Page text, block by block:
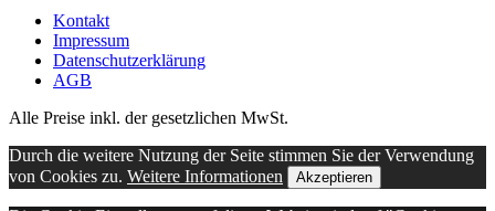
Kontakt
Impressum
Datenschutzerklärung
AGB
Alle Preise inkl. der gesetzlichen MwSt.
Durch die weitere Nutzung der Seite stimmen Sie der Verwendung
von Cookies zu. Weitere Informationen Akzeptieren